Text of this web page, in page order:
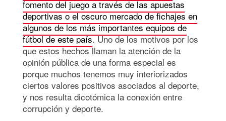
fomento del juego a través de las apuestas
deportivas o el oscuro mercado de fichajes en
algunos de los más importantes equipos de
fútbol de este país. Uno de los motivos por los
que estos hechos llaman la atención de la
opinión pública de una forma especial es
porque muchos tenemos muy interiorizados
ciertos valores positivos asociados al deporte,
y nos resulta dicotómica la conexión entre
corrupción y deporte.